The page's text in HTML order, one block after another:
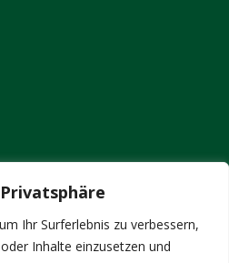
Ihr Surferlebnis zu verbessern,
Inhalte einzusetzen und